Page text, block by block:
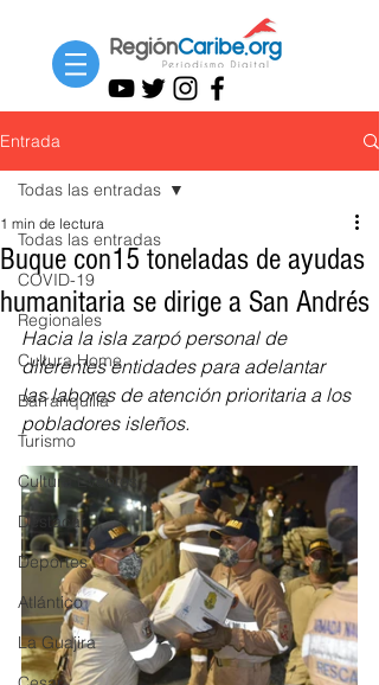
Entrada
Todas las entradas
COVID-19
Regionales
Cultura Home
Barranquilla
Turismo
Cultura Eventos
Destacar
Deportes
Atlántico
La Guajira
Todas las entradas
Buque con15 toneladas de ayudas
humanitaria se dirige a San Andrés
1 min de lectura
Hacia la isla zarpó personal de
diferentes entidades para adelantar
las labores de atención prioritaria a los
pobladores isleños.